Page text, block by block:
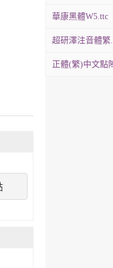
華康黑體W5.ttc
超研澤注音體繁
正體(繁)中文點